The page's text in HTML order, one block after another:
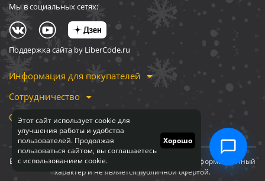
Этот сайт использует cookie для
улучшения работы и удобства
пользователей. Продолжая
пользоваться сайтом, вы соглашаетесь
с использованием cookie.
Хорошо
Мы в социальных сетях:
Поддержка сайта by LiberCode.ru
Информация для покупателей
Сотрудничество
О компании
Вся информация, представленная на сайте, носит информационный
характер и не является публичной офертой.